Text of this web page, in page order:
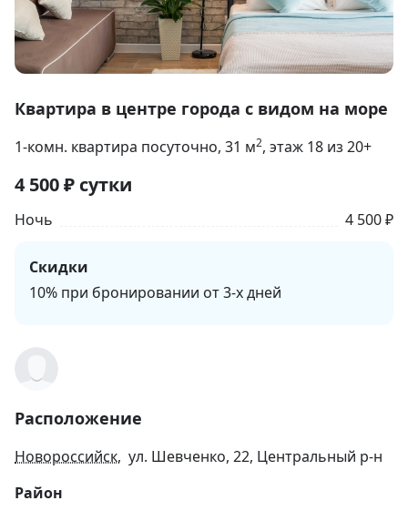
1
13
Квартира в центре города с видом на море
1-комн. квартира посуточно, 31 м2, этаж 18 из 20+
4 500₽ сутки
Ночь 4 500 ₽
Скидки
10% при бронировании от 3-х дней
Расположение
Новороссийск, ул. Шевченко, 22, Центральный р-н
Район